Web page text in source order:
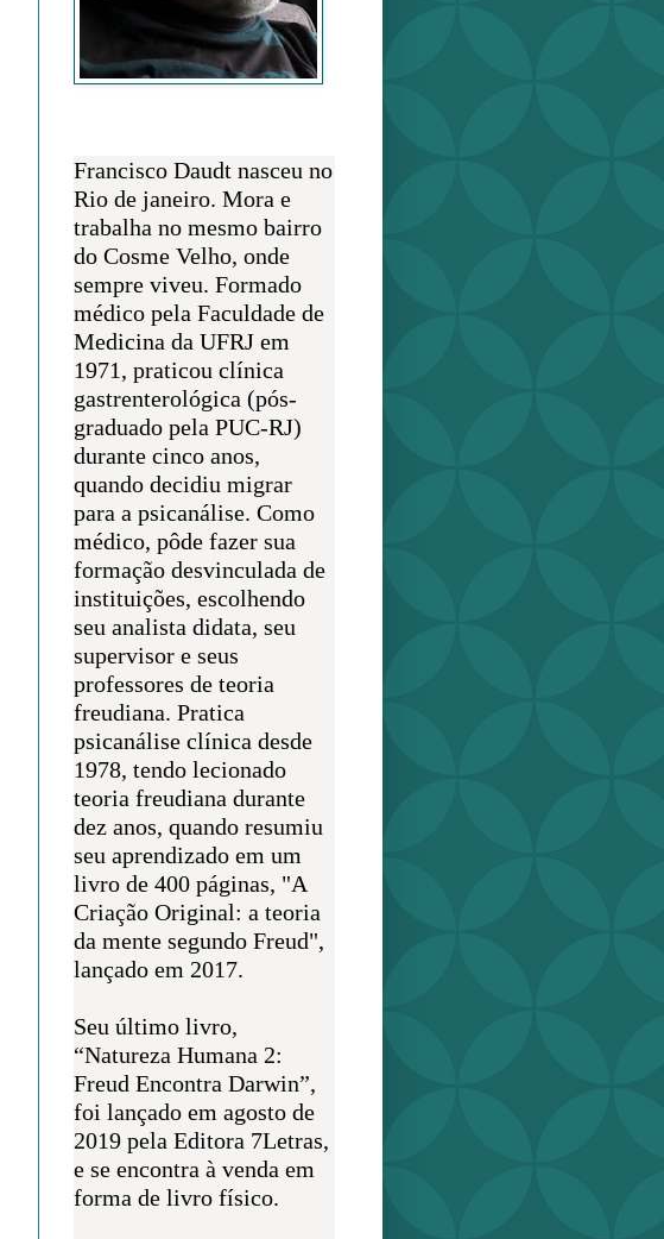
Francisco Daudt nasceu no
Rio de janeiro. Mora e
trabalha no mesmo bairro
do Cosme Velho, onde
sempre viveu. Formado
médico pela Faculdade de
Medicina da UFRJ em
1971, praticou clínica
gastrenterológica (pós-
graduado pela PUC-RJ)
durante cinco anos,
quando decidiu migrar
para a psicanálise. Como
médico, pôde fazer sua
formação desvinculada de
instituições, escolhendo
seu analista didata, seu
supervisor e seus
professores de teoria
freudiana. Pratica
psicanálise clínica desde
1978, tendo lecionado
teoria freudiana durante
dez anos, quando resumiu
seu aprendizado em um
livro de 400 páginas, "A
Criação Original: a teoria
da mente segundo Freud",
lançado em 2017.
Seu último livro,
“Natureza Humana 2:
Freud Encontra Darwin”,
foi lançado em agosto de
2019 pela Editora 7Letras,
e se encontra à venda em
forma de livro físico.